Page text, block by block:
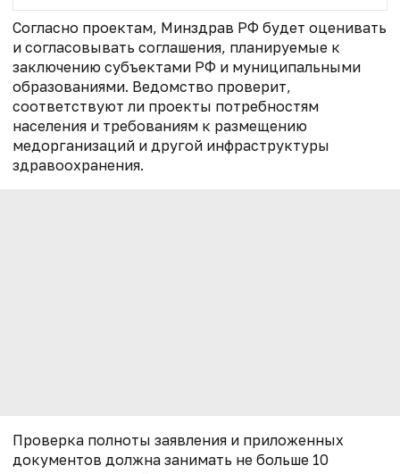
Согласно проектам, Минздрав РФ будет оценивать
и согласовывать соглашения, планируемые к
заключению субъектами РФ и муниципальными
образованиями. Ведомство проверит,
соответствуют ли проекты потребностям
населения и требованиям к размещению
медорганизаций и другой инфраструктуры
здравоохранения.
Проверка полноты заявления и приложенных
документов должна занимать не больше 10